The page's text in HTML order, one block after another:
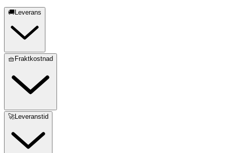
🚚Leverans
🧺Fraktkostnad
🚀Leveranstid